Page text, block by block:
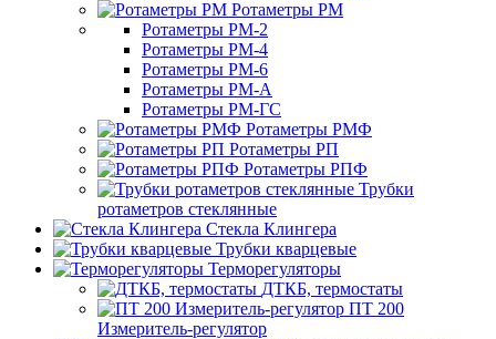
Ротаметры РМ
Ротаметры РМ-2
Ротаметры РМ-4
Ротаметры РМ-6
Ротаметры РМ-А
Ротаметры РМ-ГС
Ротаметры РМФ
Ротаметры РП
Ротаметры РПФ
Трубки
ротаметров стеклянные
Стекла Клингера
Трубки кварцевые
Терморегуляторы
ДТКБ, термостаты
ПТ 200
Измеритель-регулятор